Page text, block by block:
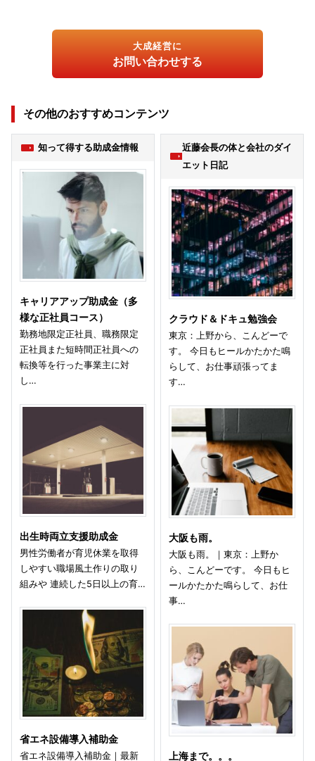
大成経営に
お問い合わせする
その他のおすすめコンテンツ
知って得する助成金情報
キャリアアップ助成金（多
様な正社員コース）
勤務地限定正社員、職務限定
正社員また短時間正社員への
転換等を行った事業主に対
し…
出生時両立支援助成金
男性労働者が育児休業を取得
しやすい職場風土作りの取り
組みや 連続した5日以上の育…
省エネ設備導入補助金
省エネ設備導入補助金｜最新
近藤会長の体と会社のダイ
エット日記
クラウド＆ドキュ勉強会
東京：上野から、こんどーで
す。 今日もヒールかたかた鳴
らして、お仕事頑張ってま
す…
大阪も雨。
大阪も雨。｜東京：上野か
ら、こんどーです。 今日もヒ
ールかたかた鳴らして、お仕
事…
上海まで。。。